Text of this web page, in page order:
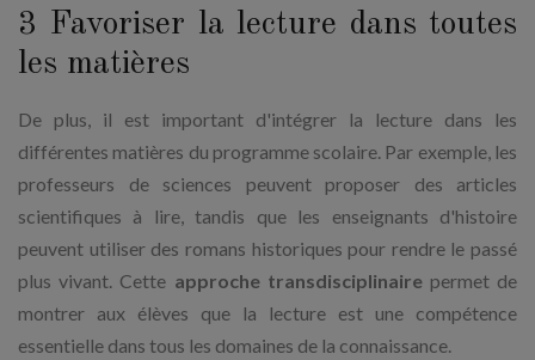
3 Favoriser la lecture dans toutes
les matières
De plus, il est important d'intégrer la lecture dans les
différentes matières du programme scolaire. Par exemple, les
professeurs de sciences peuvent proposer des articles
scientifiques à lire, tandis que les enseignants d'histoire
peuvent utiliser des romans historiques pour rendre le passé
plus vivant. Cette approche transdisciplinairepermet de
montrer aux élèves que la lecture est une compétence
essentielle dans tous les domaines de la connaissance.